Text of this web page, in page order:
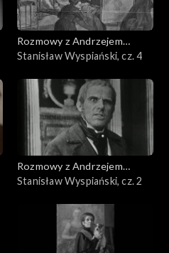
Rozmowy z Andrzejem
Doboszem
Stanisław Wyspiański, cz. 4
Rozmowy z Andrzejem
Doboszem
Stanisław Wyspiański, cz. 2